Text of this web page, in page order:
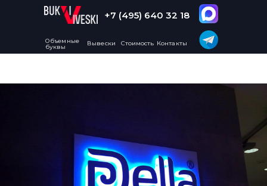
Объемные
буквы Вывески Стоимость Контакты
+7 (495) 640 32 18